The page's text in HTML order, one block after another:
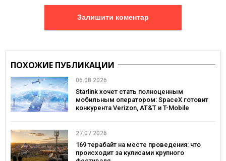
Залишити коментар
ПОХОЖИЕ ПУБЛИКАЦИИ
06.08.2026
Starlink хочет стать полноценным
мобильным оператором: SpaceX готовит
конкурента Verizon, AT&T и T-Mobile
27.07.2026
169 терабайт на месте проведения: что
происходит за кулисами крупного